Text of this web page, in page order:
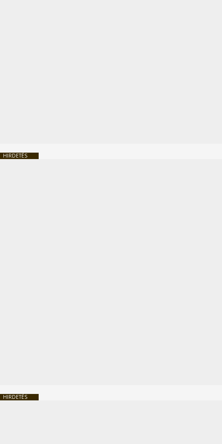
HIRDETÉS
HIRDETÉS